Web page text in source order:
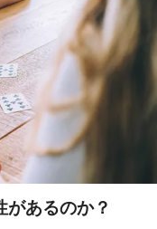
があるのか？